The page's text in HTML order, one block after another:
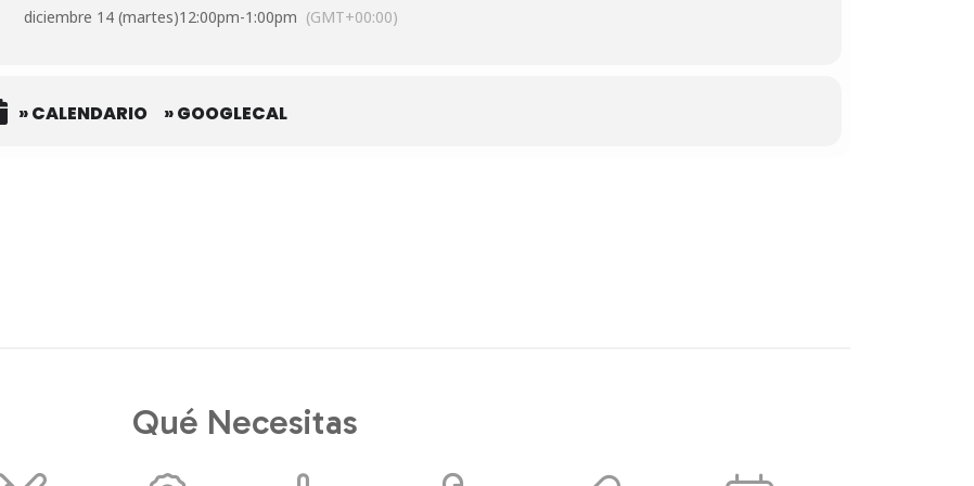
diciembre 14 (martes)12:00pm-1:00pm (GMT+00:00)
» CALENDARIO » GOOGLECAL
Qué Necesitas